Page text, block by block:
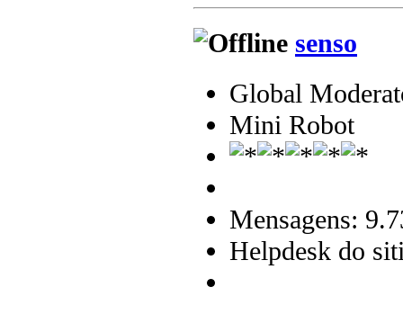
senso
Global
Mini Robot
Mensagens:
Helpdesk do